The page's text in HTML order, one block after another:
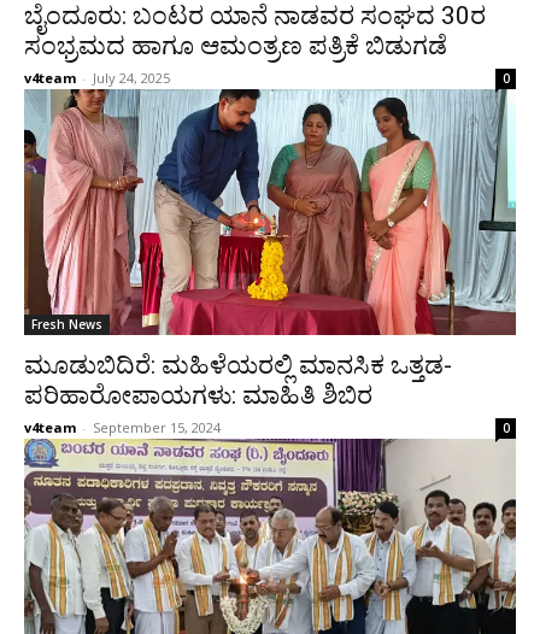
ಬೈಂದೂರು: ಬಂಟರ ಯಾನೆ ನಾಡವರ ಸಂಘದ 30ರ
ಸಂಭ್ರಮದ ಹಾಗೂ ಆಮಂತ್ರಣ ಪತ್ರಿಕೆ ಬಿಡುಗಡೆ
v4team - July 24, 2025 0
Fresh News
ಮೂಡುಬಿದಿರೆ: ಮಹಿಳೆಯರಲ್ಲಿ ಮಾನಸಿಕ ಒತ್ತಡ-
ಪರಿಹಾರೋಪಾಯಗಳು: ಮಾಹಿತಿ ಶಿಬಿರ
v4team - September 15, 2024 0